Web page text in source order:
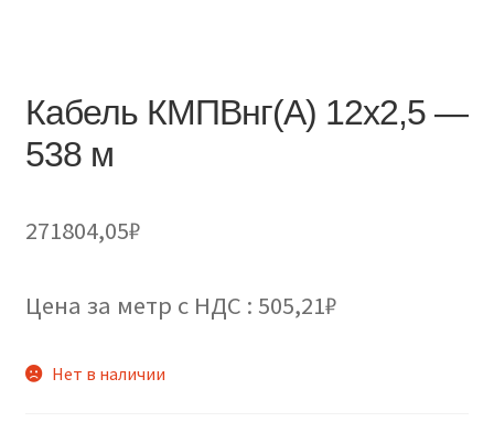
Кабель КМПВнг(А) 12х2,5 —
538 м
271804,05₽
Цена за метр с НДС : 505,21₽
Нет в наличии